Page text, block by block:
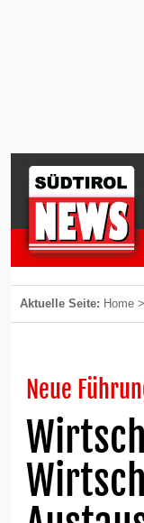
Aktuelle Seite: Home >
Neue